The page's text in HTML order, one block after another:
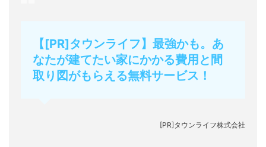
【[PR]タウンライフ】最強かも。あ
なたが建てたい家にかかる費用と間
取り図がもらえる無料サービス！
[PR]タウンライフ株式会社